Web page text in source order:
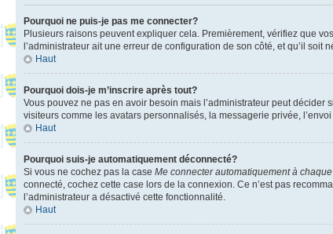
Pourquoi ne puis-je pas me connecter?
Plusieurs raisons peuvent expliquer cela. Premièrement, vérifiez que
l’administrateur ait une erreur de configuration de son côté, et qu’il soit
Haut
Pourquoi dois-je m’inscrire après tout?
Vous pouvez ne pas en avoir besoin mais l’administrateur peut
visiteurs comme les avatars personnalisés, la messagerie privée,
Haut
Pourquoi suis-je automatiquement déconnecté?
Si vous ne cochez pas la case Me connecter automatiquement à
connecté, cochez cette case lors de la connexion. Ce n’est pas
l’administrateur a désactivé cette fonctionnalité.
Haut